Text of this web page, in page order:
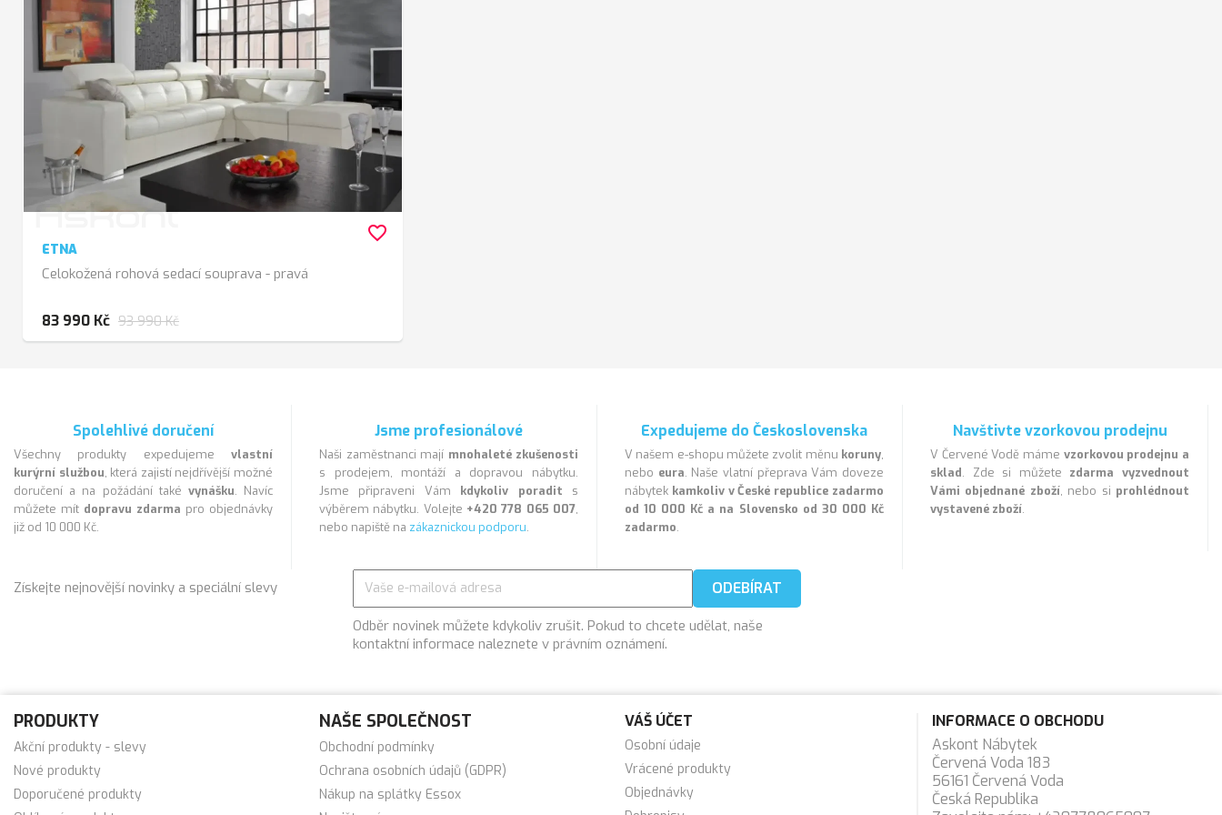
ETNA
Celokožená rohová sedací souprava - pravá
83 990 Kč 93 990 Kč
favorite_border
Spolehlivé doručení
Všechny produkty expedujeme vlastní
kurýrní službou, která zajistí nejdřívější možné
doručení a na požádání také vynášku. Navíc
můžete mít dopravu zdarma pro objednávky
již od 10 000 Kč.
Jsme profesionálové
Naši zaměstnanci mají mnohaleté zkušenosti
s prodejem, montáží a dopravou nábytku.
Jsme připraveni Vám kdykoliv poradit s
výběrem nábytku. Volejte +420 778 065 007,
nebo napiště na zákaznickou podporu.
Expedujeme do Československa
V našem e-shopu můžete zvolit měnu koruny,
nebo eura. Naše vlatní přeprava Vám doveze
nábytek kamkoliv v České republice zadarmo
od 10 000 Kč a na Slovensko od 30 000 Kč
zadarmo.
Navštivte vzorkovou prodejnu
V Červené Vodě máme vzorkovou prodejnu a
sklad. Zde si můžete zdarma vyzvednout
Vámi objednané zboží, nebo si prohlédnout
vystavené zboží.
Získejte nejnovější novinky a speciální slevy
Odběr novinek můžete kdykoliv zrušit. Pokud to chcete udělat, naše
kontaktní informace naleznete v právním oznámení.
PRODUKTY
Akční produkty - slevy
Nové produkty
Doporučené produkty
NAŠE SPOLEČNOST
Obchodní podmínky
Ochrana osobních údajů (GDPR)
Nákup na splátky Essox
VÁŠ ÚČET
Osobní údaje
Vrácené produkty
Objednávky
INFORMACE O OBCHODU
Askont Nábytek
Červená Voda 183
56161 Červená Voda
Česká Republika